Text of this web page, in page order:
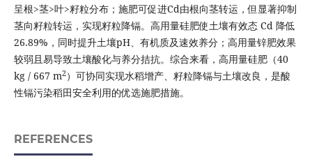
呈根>茎>叶>籽粒分布；施肥可促进Cd由根向茎转运，但显著抑制
茎向籽粒转运，实现籽粒降镉。高用量硅肥使土壤有效态 Cd 降低
26.89%，同时提升土壤pH、有机质及速效养分；高用量锌肥效果
较弱且易导致土壤酸化与养分拮抗。综合来看，高用量硅肥（40
kg / 667 m2）可协同实现水稻增产、籽粒降镉与土壤改良，是酸
性镉污染稻田安全利用的优选施肥措施。
REFERENCES